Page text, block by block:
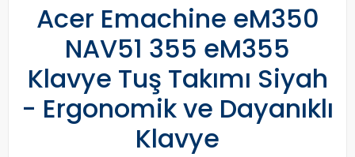
Acer Emachine eM350
NAV51 355 eM355
Klavye Tuş Takımı Siyah
- Ergonomik ve Dayanıklı
Klavye